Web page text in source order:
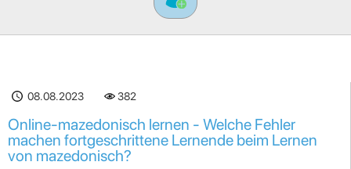
08.08.2023 382
Online-mazedonisch lernen - Welche Fehler
machen fortgeschrittene Lernende beim Lernen
von mazedonisch?